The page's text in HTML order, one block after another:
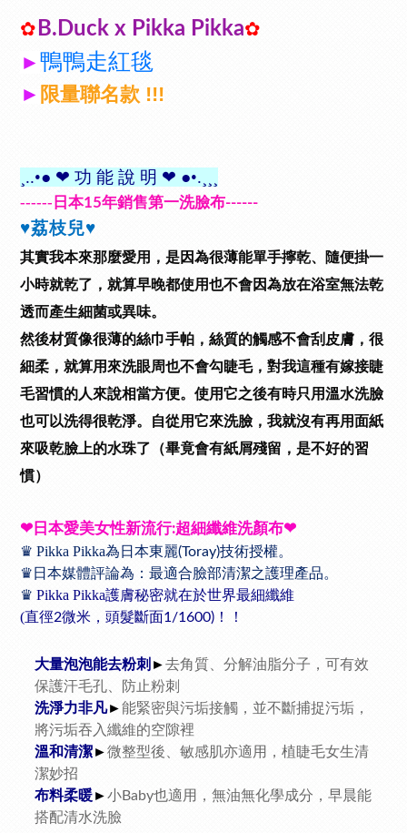
✿ B.Duck x Pikka Pikka✿
►鴨鴨走紅毯
► 限量聯名款 !!!
¸..•● ❤ 功 能 說 明 ❤ ●•.¸¸¸
------ 日本15年銷售第一洗臉布------
♥荔枝兒♥
其實我本來那麼愛用，是因為很薄能單手擰乾、隨便掛一
小時就乾了，就算早晚都使用也不會因為放在浴室無法乾
透而產生細菌或異味。
然後材質像很薄的絲巾手帕，絲質的觸感不會刮皮膚，很
細柔，就算用來洗眼周也不會勾睫毛，對我這種有嫁接睫
毛習慣的人來說相當方便。使用它之後有時只用溫水洗臉
也可以洗得很乾淨。
自從用它來洗臉，我就沒有再用面紙
來吸乾臉上的水珠了（畢竟會有紙屑殘留，是不好的習
慣）
❤ 日本愛美女性新流行:超細纖維洗顏布❤
♛ Pikka Pikka為日本東麗(Toray)技術授權。
♛ 日本媒體評論為：最適合臉部清潔之護理產品。
♛ Pikka Pikka護膚秘密就在於世界最細纖維
(直徑2微米，頭髮斷面1/1600) ！！
大量泡泡能去粉刺 ►去角質、分解油脂分子，可有效
保護汗毛孔、防止粉刺
洗淨力非凡►能緊密與污垢接觸，並不斷捕捉污垢，
將污垢吞入纖維的空隙裡
溫和清潔►微整型後、敏感肌亦適用，植睫毛女生清
潔妙招
布料柔暖►小Baby也適用，無油無化學成分，早晨能
搭配清水洗臉